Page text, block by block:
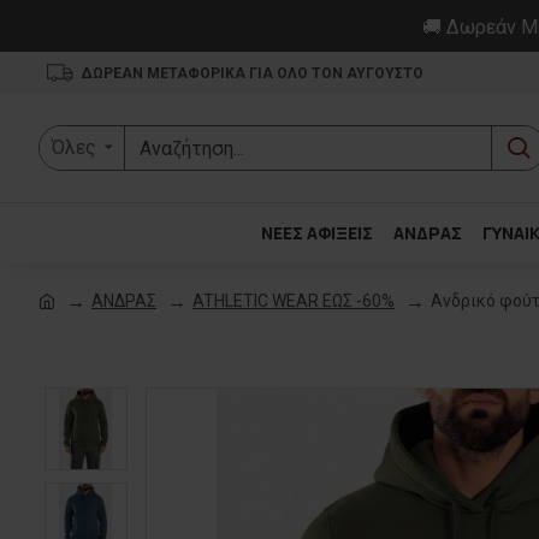
🚚 Δωρεάν
ΔΩΡΕΑΝ ΜΕΤΑΦΟΡΙΚΑ ΓΙΑ ΟΛΟ ΤΟΝ ΑΥΓΟΥΣΤΟ
Όλες
ΝΕΕΣ ΑΦΙΞΕΙΣ ΑΝΔΡΑΣ
ΑΝΔΡΑΣ ATHLETIC WEAR ΕΩΣ -60% Ανδρικό